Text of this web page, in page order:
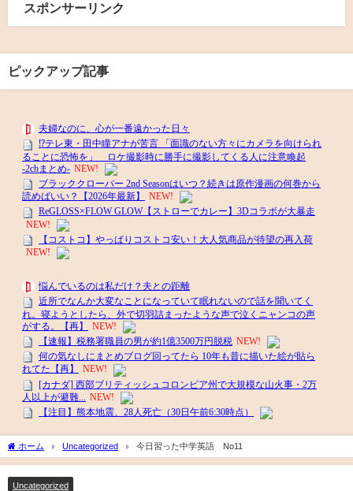
スポンサーリンク
ピックアップ記事
ホーム Uncategorized 今日習った中学英語 No11
Uncategorized